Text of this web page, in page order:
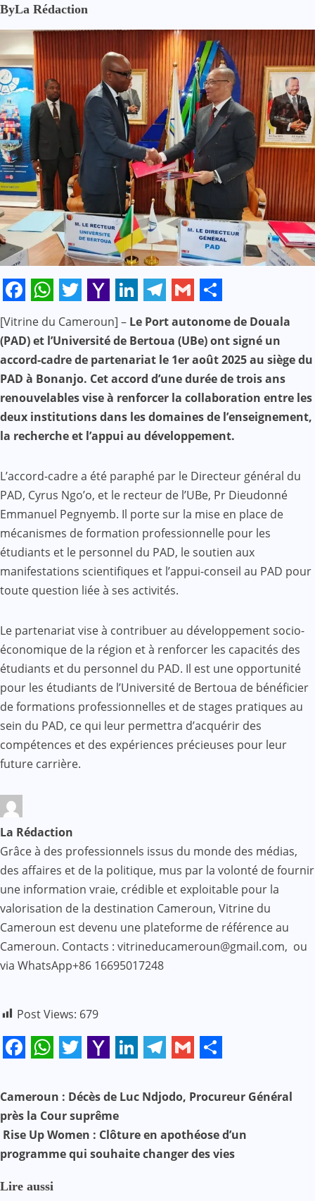
ByLa Rédaction
Facebook
WhatsApp
Twitter
Yahoo
Mail
LinkedIn
Telegram
GmailShare
[Vitrine du Cameroun] – Le Port autonome de Douala
(PAD) et l’Université de Bertoua (UBe) ont signé un
accord-cadre de partenariat le 1er août 2025 au siège du
PAD à Bonanjo. Cet accord d’une durée de trois ans
renouvelables vise à renforcer la collaboration entre les
deux institutions dans les domaines de l’enseignement,
la recherche et l’appui au développement.
L’accord-cadre a été paraphé par le Directeur général du
PAD, Cyrus Ngo’o, et le recteur de l’UBe, Pr Dieudonné
Emmanuel Pegnyemb. Il porte sur la mise en place de
mécanismes de formation professionnelle pour les
étudiants et le personnel du PAD, le soutien aux
manifestations scientifiques et l’appui-conseil au PAD pour
toute question liée à ses activités.
Le partenariat vise à contribuer au développement socio-
économique de la région et à renforcer les capacités des
étudiants et du personnel du PAD. Il est une opportunité
pour les étudiants de l’Université de Bertoua de bénéficier
de formations professionnelles et de stages pratiques au
sein du PAD, ce qui leur permettra d’acquérir des
compétences et des expériences précieuses pour leur
future carrière.
La Rédaction
Grâce à des professionnels issus du monde des médias,
des affaires et de la politique, mus par la volonté de fournir
une information vraie, crédible et exploitable pour la
valorisation de la destination Cameroun, Vitrine du
Cameroun est devenu une plateforme de référence au
Cameroun. Contacts : vitrineducameroun@gmail.com, ou
via WhatsApp+86 16695017248
Post Views: 679
Mail
N
a
v
i
Cameroun : Décès de Luc Ndjodo, Procureur Général
près la Cour suprême
Rise Up Women : Clôture en apothéose d’un
programme qui souhaite changer des vies
Lire aussi